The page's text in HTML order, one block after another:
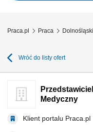
rynkowych zmierzających...
Praca.pl Praca
Wróć do listy ofert
Medyczny
Klient portalu Praca.pl